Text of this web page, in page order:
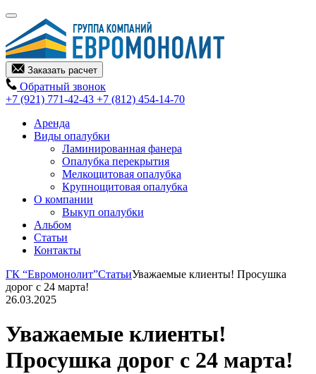
Заказать расчет
Обратный звонок
+7 (921) 771-42-43 +7 (812) 454-14-70
Аренда
Виды опалубки
Ламинированная фанера
Опалубка перекрытия
Мелкощитовая опалубка
Крупнощитовая опалубка
О компании
Выкуп опалубки
Альбом
Статьи
Контакты
ГК “Евромонолит”СтатьиУважаемые клиенты! Просушка
дорог с 24 марта!
26.03.2025
Уважаемые клиенты!
Просушка дорог с 24 марта!